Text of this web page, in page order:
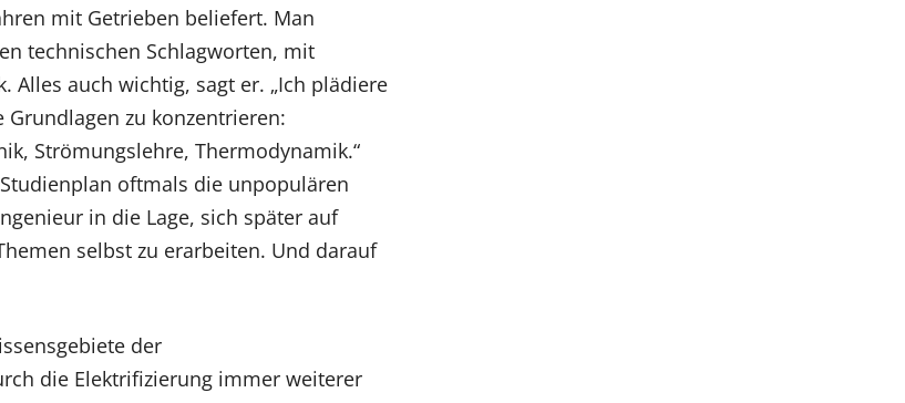
mit Getrieben beliefert. Man
technischen Schlagworten, mit
Alles auch wichtig, sagt er. „Ich plädiere
zu konzentrieren:
Strömungslehre, Thermodynamik.“
oftmals die unpopulären
in die Lage, sich später auf
selbst zu erarbeiten. Und darauf
der
die Elektrifizierung immer weiterer